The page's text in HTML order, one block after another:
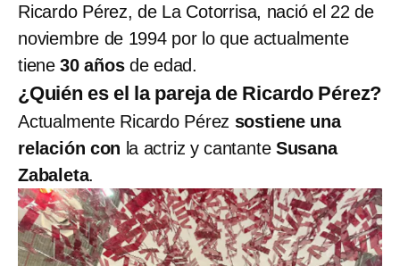
Ricardo Pérez, de La Cotorrisa, nació el 22 de
noviembre de 1994 por lo que actualmente
tiene30 añosde edad.
¿Quién es el la pareja de Ricardo Pérez?
Actualmente Ricardo Pérez sostiene una
relación con la actriz y cantante Susana
Zabaleta.